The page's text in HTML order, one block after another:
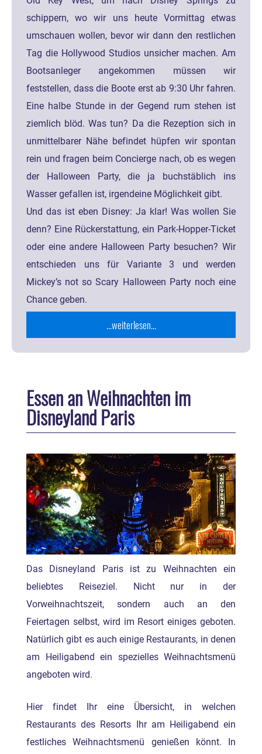
schippern, wo wir uns heute Vormittag etwas
umschauen wollen, bevor wir dann den restlichen
Tag die Hollywood Studios unsicher machen. Am
Bootsanleger angekommen müssen wir
feststellen, dass die Boote erst ab 9:30 Uhr fahren.
Eine halbe Stunde in der Gegend rum stehen ist
ziemlich blöd. Was tun? Da die Rezeption sich in
unmittelbarer Nähe befindet hüpfen wir spontan
rein und fragen beim Concierge nach, ob es wegen
der Halloween Party, die ja buchstäblich ins
Wasser gefallen ist, irgendeine Möglichkeit gibt.
Und das ist eben Disney: Ja klar! Was wollen Sie
denn? Eine Rückerstattung, ein Park-Hopper-Ticket
oder eine andere Halloween Party besuchen? Wir
entschieden uns für Variante 3 und werden
Mickey’s not so Scary Halloween Party noch eine
Chance geben.
...weiterlesen...
Essen an Weihnachten im
Disneyland Paris
Das Disneyland Paris ist zu Weihnachten ein
beliebtes Reiseziel. Nicht nur in der
Vorweihnachtszeit, sondern auch an den
Feiertagen selbst, wird im Resort einiges geboten.
Natürlich gibt es auch einige Restaurants, in denen
am Heiligabend ein spezielles Weihnachtsmenü
angeboten wird.
Hier findet Ihr eine Übersicht, in welchen
Restaurants des Resorts Ihr am Heiligabend ein
festliches Weihnachtsmenü genießen könnt. In